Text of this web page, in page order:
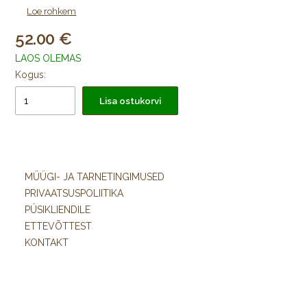
Pintsel on välja töötatud koostöös Berliinis elava kunstniku, da
linnavaadetest. Pintsel on pakitud kartongist kinkepakendisse.
Loe rohkem
52.00
LAOS OLEMAS
Kogus:
Lisa ostukorvi
MÜÜGI- JA TARNETINGIMUSED
PRIVAATSUSPOLIITIKA
PÜSIKLIENDILE
ETTEVÕTTEST
KONTAKT